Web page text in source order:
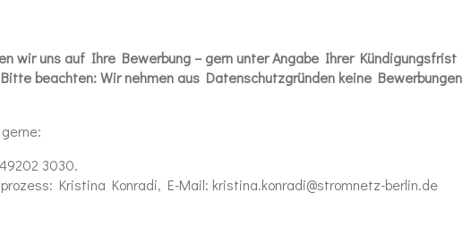
wir uns auf Ihre Bewerbung – gern unter Angabe Ihrer Kündigungsfrist
beachten: Wir nehmen aus Datenschutzgründen keine Bewerbungen
3030.
Kristina Konradi, E-Mail: kristina.konradi@stromnetz-berlin.de